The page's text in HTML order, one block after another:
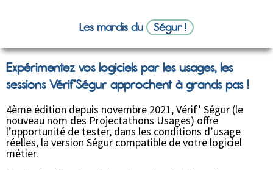
Les mardis du Ségur !
Expérimentez vos logiciels par les usages, les
sessions Vérif’Ségur approchent à grands pas !
4ème édition depuis novembre 2021, Vérif’ Ségur (le
nouveau nom des Projectathons Usages) offre
l’opportunité de tester, dans les conditions d’usage
réelles, la version Ségur compatible de votre logiciel
métier.